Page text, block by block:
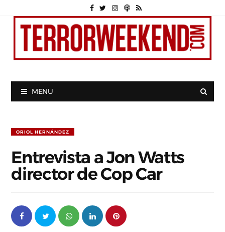
MENU
ORIOL HERNÁNDEZ
Entrevista a Jon Watts
director de Cop Car